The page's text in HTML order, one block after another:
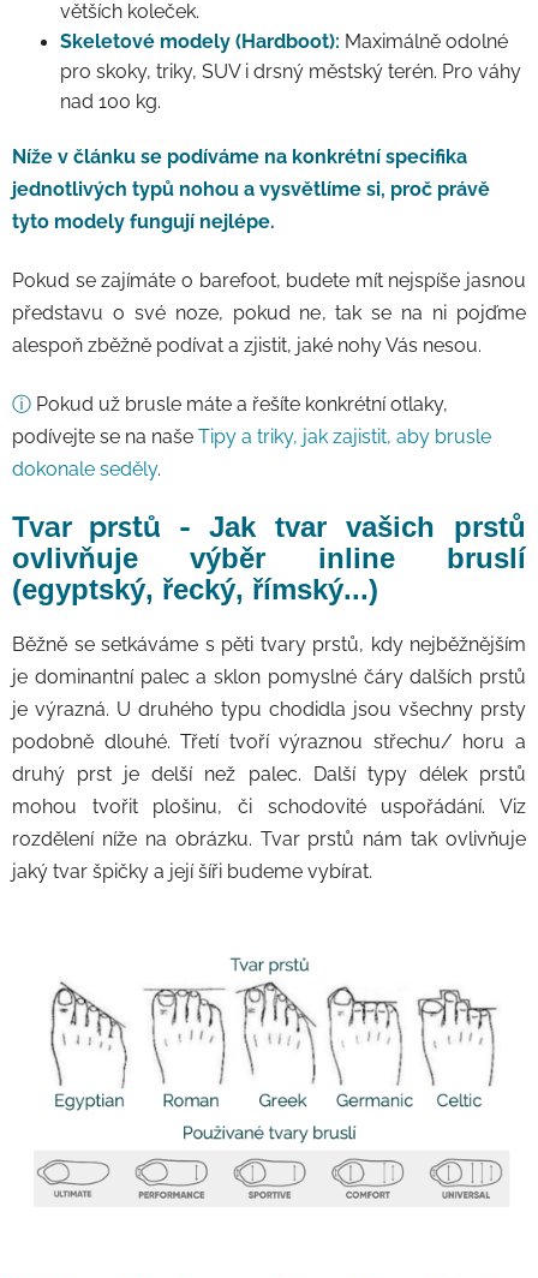
větších koleček.
Skeletové modely (Hardboot): Maximálně odolné
pro skoky, triky, SUV i drsný městský terén. Pro váhy
nad 100 kg.
Níže v článku se podíváme na konkrétní specifika
jednotlivých typů nohou a vysvětlíme si, proč právě
tyto modely fungují nejlépe.
Pokud se zajímáte o barefoot, budete mít nejspíše jasnou
představu o své noze, pokud ne, tak se na ni pojďme
alespoň zběžně podívat a zjistit, jaké nohy Vás nesou.
ⓘ Pokud už brusle máte a řešíte konkrétní otlaky,
podívejte se na naše Tipy a triky, jak zajistit, aby brusle
dokonale seděly.
Tvar prstů - Jak tvar vašich prstů
ovlivňuje výběr inline bruslí
(egyptský, řecký, římský...)
Běžně se setkáváme s pěti tvary prstů, kdy nejběžnějším
je dominantní palec a sklon pomyslné čáry dalších prstů
je výrazná. U druhého typu chodidla jsou všechny prsty
podobně dlouhé. Třetí tvoří výraznou střechu/ horu a
druhý prst je delší než palec. Další typy délek prstů
mohou tvořit plošinu, či schodovité uspořádání. Viz
rozdělení níže na obrázku. Tvar prstů nám tak ovlivňuje
jaký tvar špičky a její šíři budeme vybírat.